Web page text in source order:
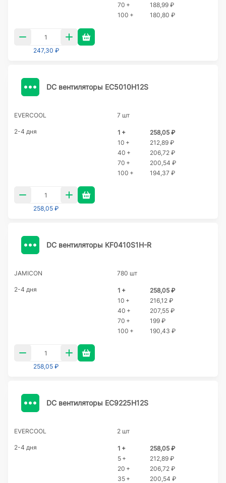
70 +
188,99 ₽
100 +
180,80 ₽
247,30 ₽
DC вентиляторы EC5010H12S
EVERCOOL 7 шт
2-4 дня 1 +
258,05 ₽
10 +
212,89 ₽
40 +
206,72 ₽
70 +
200,54 ₽
100 +
194,37 ₽
258,05 ₽
DC вентиляторы KF0410S1H-R
JAMICON 780 шт
2-4 дня 1 +
258,05 ₽
10 +
216,12 ₽
40 +
207,55 ₽
70 +
199 ₽
100 +
190,43 ₽
258,05 ₽
DC вентиляторы EC9225H12S
EVERCOOL 2 шт
2-4 дня 1 +
258,05 ₽
5 +
212,89 ₽
20 +
206,72 ₽
35 +
200,54 ₽